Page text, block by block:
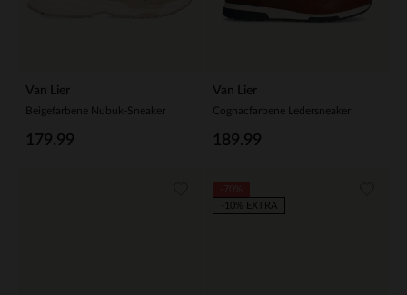
Van Lier
Beigefarbene Nubuk-Sneaker
179.99
Van Lier
Cognacfarbene Ledersneaker
189.99
-10% EXTRA